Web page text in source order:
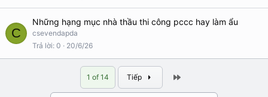
C
Những hạng mục nhà thầu thi công pccc hay làm ẩu
csevendapda
Trả lời 0 20/6/26
1 of 14 Tiếp Last